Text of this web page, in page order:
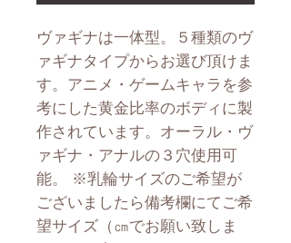
ヴァギナは一体型。５種類のヴ
ァギナタイプからお選び頂けま
す。アニメ・ゲームキャラを参
考にした黄金比率のボディに製
作されています。オーラル・ヴ
ァギナ・アナルの３穴使用可
能。 ※乳輪サイズのご希望が
ございましたら備考欄にてご希
望サイズ（㎝でお願い致しま